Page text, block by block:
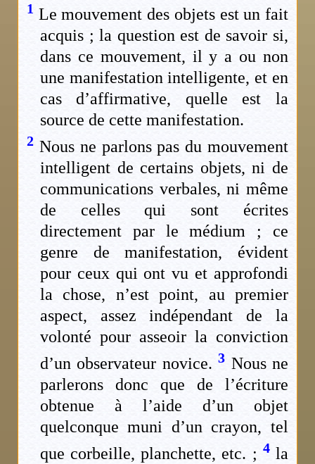
1 Le mouvement des objets est un fait
acquis ; la question est de savoir si,
dans ce mouvement, il y a ou non
une manifestation intelligente, et en
cas d’affirmative, quelle est la
source de cette manifestation.
2 Nous ne parlons pas du mouvement
intelligent de certains objets, ni de
communications verbales, ni même
de celles qui sont écrites
directement par le médium ; ce
genre de manifestation, évident
pour ceux qui ont vu et approfondi
la chose, n’est point, au premier
aspect, assez indépendant de la
volonté pour asseoir la conviction
d’un observateur novice.3 Nous ne
parlerons donc que de l’écriture
obtenue à l’aide d’un objet
quelconque muni d’un crayon, tel
que corbeille, planchette, etc. ; 4la